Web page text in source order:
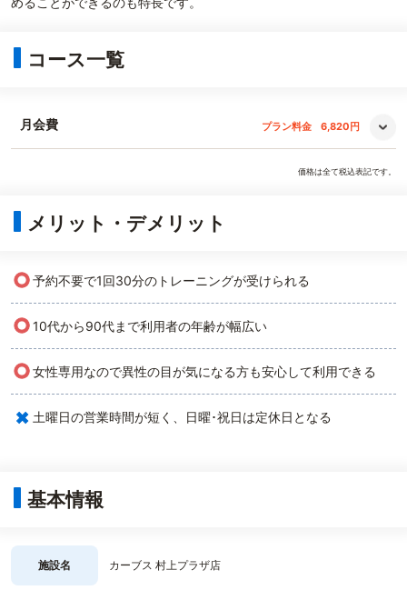
コース一覧
月会費 プラン料金 6,820円
価格は全て税込表記です。
メリット・デメリット
○予約不要で1回30分のトレーニングが受けられる
○10代から90代まで利用者の年齢が幅広い
○女性専用なので異性の目が気になる方も安心して利用できる
× 土曜日の営業時間が短く、日曜･祝日は定休日となる
基本情報
施設名 カーブス 村上プラザ店